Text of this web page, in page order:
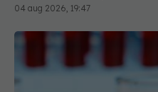
04 aug 2026, 19:47